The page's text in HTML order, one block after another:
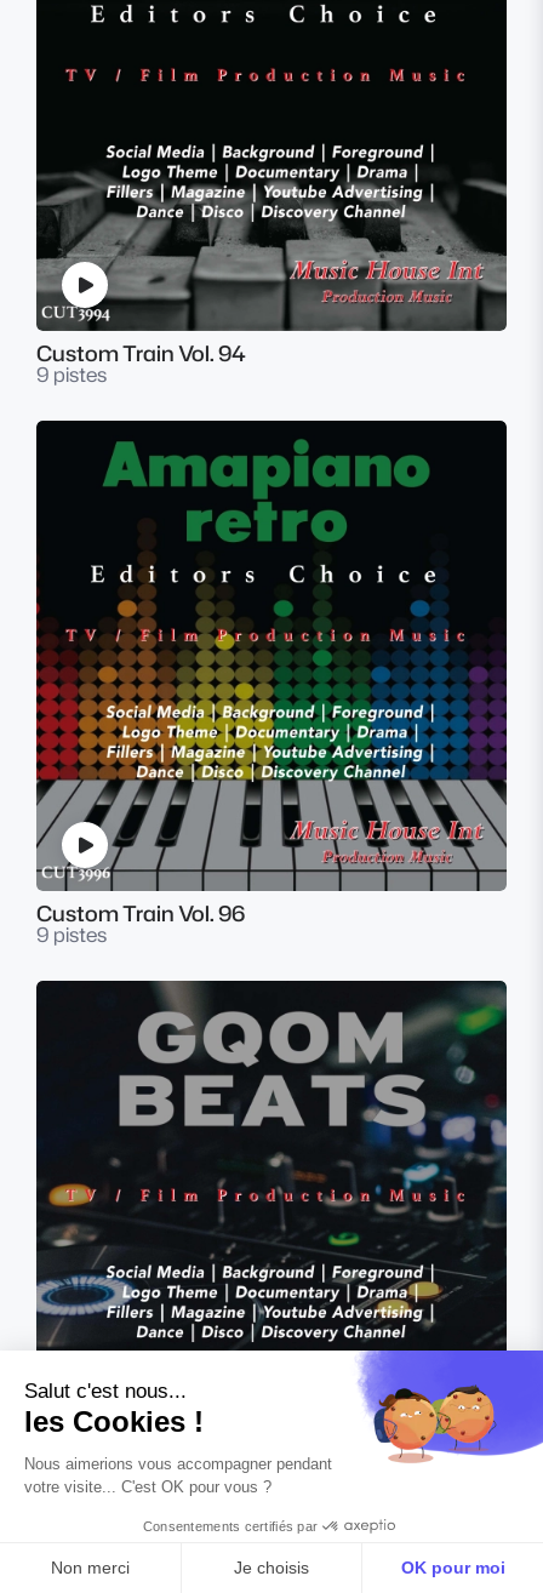
Custom Train Vol. 94
9 pistes
Custom Train Vol. 96
9 pistes
Custom Train Vol. 95
11 pistes